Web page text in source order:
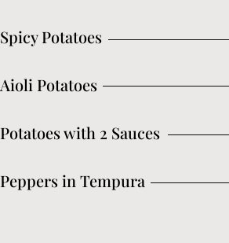
Spicy Potatoes
Aioli Potatoes
Potatoes with 2 Sauces
Peppers in Tempura